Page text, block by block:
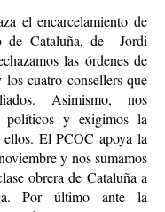
el encarcelamiento de
de Cataluña, de Jordi
las órdenes de
cuatro consellers que
Asimismo, nos
políticos y exigimos la
ellos. El PCOC apoya la
y nos sumamos
obrera de Cataluña a
Por último ante la